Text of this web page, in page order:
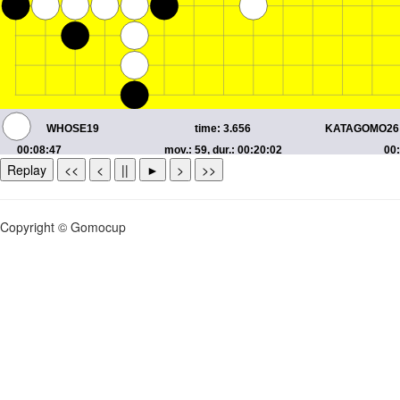
Replay << < || ► > >>
Copyright © Gomocup